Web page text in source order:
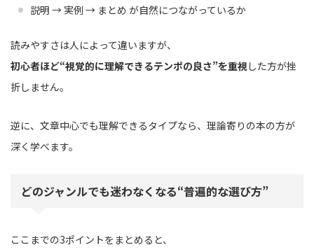
説明 → 実例 → まとめ が自然につながっているか
読みやすさは人によって違いますが、
初心者ほど“視覚的に理解できるテンポの良さ”を重視した方が挫
折しません。
逆に、文章中心でも理解できるタイプなら、理論寄りの本の方が
深く学べます。
どのジャンルでも迷わなくなる“普遍的な選び方”
ここまでの3ポイントをまとめると、